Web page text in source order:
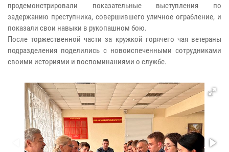
продемонстрировали показательные выступления по
задержанию преступника, совершившего уличное ограбление, и
показали свои навыки в рукопашном бою.
После торжественной части за кружкой горячего чая ветераны
подразделения поделились с новоиспеченными сотрудниками
своими историями и воспоминаниями о службе.